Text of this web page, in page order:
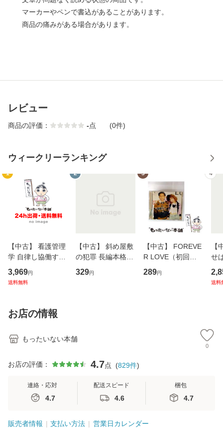
マーカーやペンで書込があることがあります。
商品の痛みがある場合があります。
レビュー
商品の評価： -点 (0件)
ウィークリーランキング
1
【中古】 看護管理
学 自律し協働する
専門職の看護マネ
ジメントスキル 改
恵 藤本幸三 / 南江
堂 [単行
3,969円
送料無料
2
【中古】 斜め屋敷
の犯罪 長編本格推
理小説 (光文社文
庫) / 島田荘司 / 光
329円
3
【中古】 FOREVE
R LOVE（初回生
産限定盤） / 清水
翔太×加藤ミリヤ /
289円
4
【
せ
タ
送料
お店の情報
もったいない本舗
0
お店の評価： 4.7点 (829件)
連絡・応対
4.7
配送スピード
4.6
梱包
4.7
販売者情報 支払い方法 営業日カレンダー